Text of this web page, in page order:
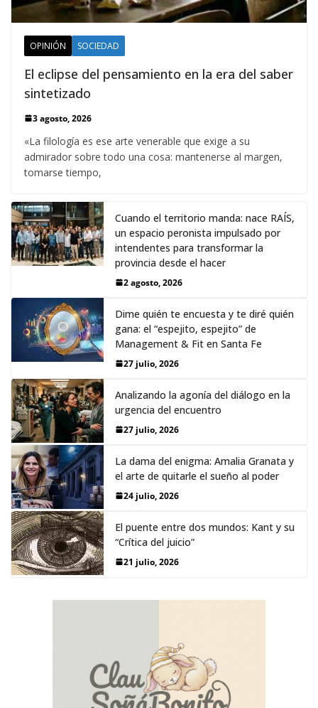
OPINIÓN SOCIEDAD
El eclipse del pensamiento en la era del saber
sintetizado
3 agosto, 2026
«La filología es ese arte venerable que exige a su
admirador sobre todo una cosa: mantenerse al margen,
tomarse tiempo,
Cuando el territorio manda: nace RAÍS,
un espacio peronista impulsado por
intendentes para transformar la
provincia desde el hacer
2 agosto, 2026
Dime quién te encuesta y te diré quién
gana: el “espejito, espejito” de
Management & Fit en Santa Fe
27 julio, 2026
Analizando la agonía del diálogo en la
urgencia del encuentro
27 julio, 2026
La dama del enigma: Amalia Granata y
el arte de quitarle el sueño al poder
24 julio, 2026
El puente entre dos mundos: Kant y su
“Crítica del juicio”
21 julio, 2026